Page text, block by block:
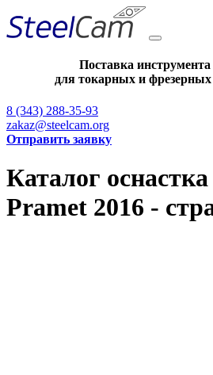
Поставка инструмента
для токарных и
8 (343) 288-35-93
zakaz@steelcam.org
Отправить заявку
Каталог
Pramet 2016 -